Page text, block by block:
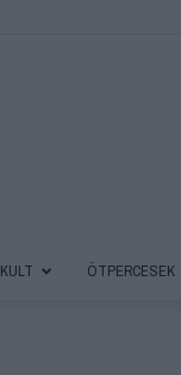
KULT ÖTPERCESEK